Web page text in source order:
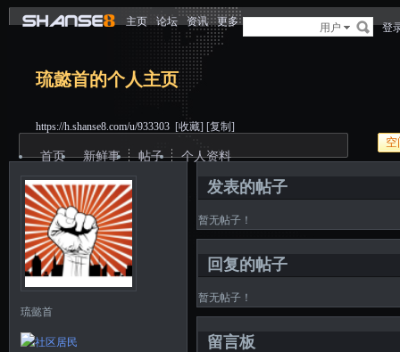
主页 论坛 资讯 更多 用户 登
琉懿首的个人主页
https://h.shanse8.com/u/933303 [收藏] [复制]
空
首页 新鲜事 帖子 个人资料
琉懿首
发表的帖子
暂无帖子！
回复的帖子
暂无帖子！
留言板